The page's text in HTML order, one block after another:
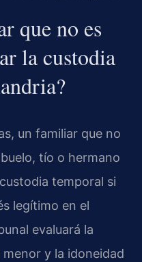
que no es
la custodia
un familiar que no
tío o hermano
temporal si
legítimo en el
evaluará la
y la idoneidad